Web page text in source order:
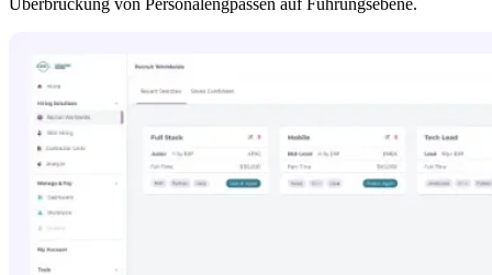
Überbrückung von Personalengpässen auf Führungsebene.